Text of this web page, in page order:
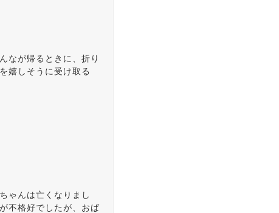
なが帰るときに、折り
嬉しそうに受け取る
ゃんは亡くなりまし
不格好でしたが、おば